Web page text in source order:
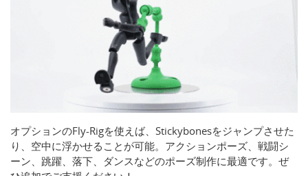
オプションのFly-Rigを使えば、Stickybonesをジャンプさせた
り、空中に浮かせることが可能。アクションポーズ、戦闘シ
ーン、跳躍、落下、ダンスなどのポーズ制作に最適です。ぜ